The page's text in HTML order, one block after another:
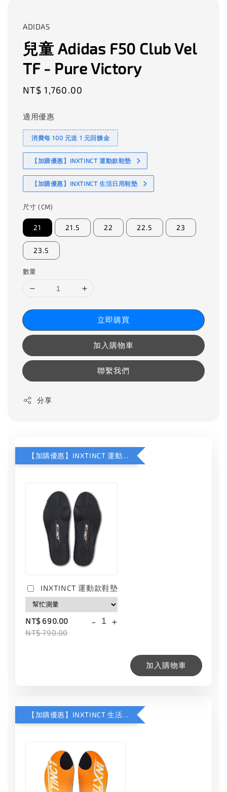
ADIDAS
兒童 Adidas F50 Club Vel
TF - Pure Victory
Regular
NT$ 1,760.00
適用優惠
消費每 100 元送 1 元回饋金
【加購優惠】INXTINCT 運動款鞋墊
【加購優惠】INXTINCT 生活日用鞋墊
尺寸 (CM)
21 21.5 22 22.5 23
23.5
數量
立即購買
加入購物車
聯繫我們
分享
【加購優惠】INXTINCT 運動款鞋墊
INXTINCT 運動款鞋墊
NT$ 690.00
NT$ 790.00
- +
加入購物車
【加購優惠】INXTINCT 生活日用鞋墊